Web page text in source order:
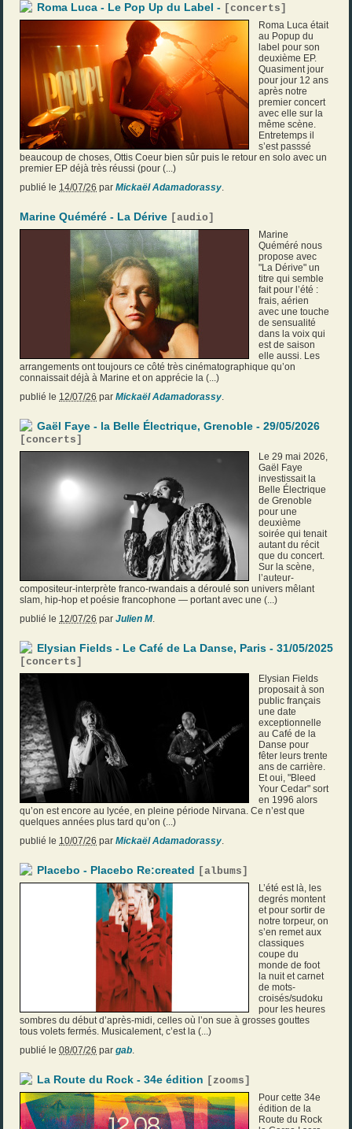
Roma Luca - Le Pop Up du Label - [concerts ]
Roma Luca était
au Popup du
label pour son
deuxième EP.
Quasiment jour
pour jour 12 ans
après notre
premier concert
avec elle sur la
même scène.
Entretemps il
s’est passsé
beaucoup de choses, Ottis Coeur bien sûr puis le retour en solo avec un
premier EP déjà très réussi (pour (...)
publié le 14/07/26 parMickaël Adamadorassy.
Marine Quéméré - La Dérive [audio]
Marine
Quéméré nous
propose avec
"La Dérive" un
titre qui semble
fait pour l’été :
frais, aérien
avec une touche
de sensualité
dans la voix qui
est de saison
elle aussi. Les
arrangements ont toujours ce côté très cinématographique qu’on
connaissait déjà à Marine et on apprécie la (...)
publié le 12/07/26 parMickaël Adamadorassy.
Gaël Faye - la Belle Électrique, Grenoble - 29/05/2026
[concerts ]
Le 29 mai 2026,
Gaël Faye
investissait la
Belle Électrique
de Grenoble
pour une
deuxième
soirée qui tenait
autant du récit
que du concert.
Sur la scène,
l’auteur-
compositeur-interprète franco-rwandais a déroulé son univers mêlant
slam, hip-hop et poésie francophone — portant avec une (...)
publié le 12/07/26 parJulien M.
Elysian Fields - Le Café de La Danse, Paris - 31/05/2025
[concerts ]
Elysian Fields
proposait à son
public français
une date
exceptionnelle
au Café de la
Danse pour
fêter leurs trente
ans de carrière.
Et oui, "Bleed
Your Cedar" sort
en 1996 alors
qu’on est encore au lycée, en pleine période Nirvana. Ce n’est que
quelques années plus tard qu’on (...)
publié le 10/07/26 parMickaël Adamadorassy.
Placebo - Placebo Re:created [albums ]
L’été est là, les
degrés montent
et pour sortir de
notre torpeur, on
s’en remet aux
classiques
coupe du
monde de foot
la nuit et carnet
de mots-
croisés/sudoku
pour les heures
sombres du début d’après-midi, celles où l’on sue à grosses gouttes
tous volets fermés. Musicalement, c’est la (...)
publié le08/07/26 pargab.
La Route du Rock - 34e édition [ zooms ]
Pour cette 34e
édition de la
Route du Rock